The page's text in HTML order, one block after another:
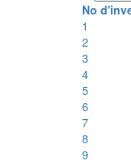
No
1
2
3
4
5
6
7
8
9